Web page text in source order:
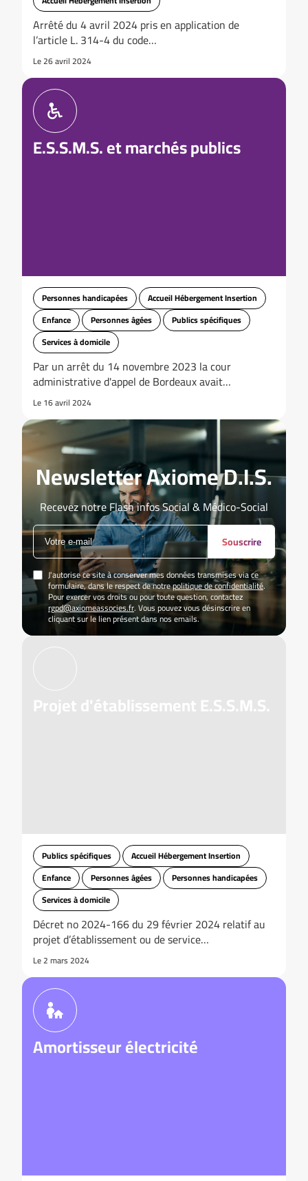
Arrêté du 4 avril 2024 pris en application de
l’article L. 314-4 du code…
Le 26 avril 2024
E.S.S.M.S. et marchés publics
Personnes handicapées
Accueil Hébergement Insertion
Enfance
Personnes âgées
Publics spécifiques
Services à domicile
Par un arrêt du 14 novembre 2023 la cour
administrative d'appel de Bordeaux avait…
Le 16 avril 2024
Projet d'établissement E.S.S.M.S.
Publics spécifiques
Accueil Hébergement Insertion
Enfance
Personnes âgées
Personnes handicapées
Services à domicile
Décret no 2024-166 du 29 février 2024 relatif au
projet d’établissement ou de service…
Le 2 mars 2024
Amortisseur électricité
Newsletter Axiome D.I.S.
Recevez notre Flash infos Social & Médico-Social
Souscrire
J'autorise ce site à conserver mes données transmises via ce
formulaire, dans le respect de notrepolitique de confidentialité.
Pour exercer vos droits ou pour toute question, contactez
rgpd@axiomeassocies.fr. Vous pouvez vous désinscrire en
cliquant sur le lien présent dans nos emails.